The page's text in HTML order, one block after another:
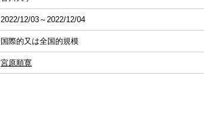
2022/12/03～2022/12/04
国際的又は全国的規模
宮原順寛